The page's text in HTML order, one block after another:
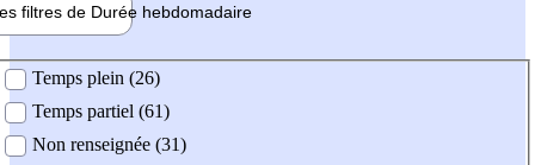
filtres de Durée hebdomadaire
Temps plein (26)
Temps partiel (61)
Non renseignée (31)